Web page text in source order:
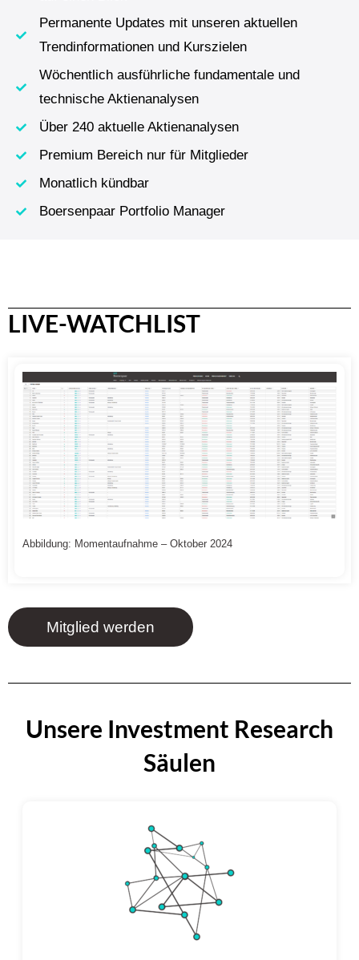
Permanente Updates mit unseren aktuellen
Trendinformationen und Kurszielen
Wöchentlich ausführliche fundamentale und
technische Aktienanalysen
Über 240 aktuelle Aktienanalysen
Premium Bereich nur für Mitglieder
Monatlich kündbar
Boersenpaar Portfolio Manager
LIVE-WATCHLIST
Abbildung: Momentaufnahme – Oktober 2024
Mitglied werden
Unsere Investment Research
Säulen